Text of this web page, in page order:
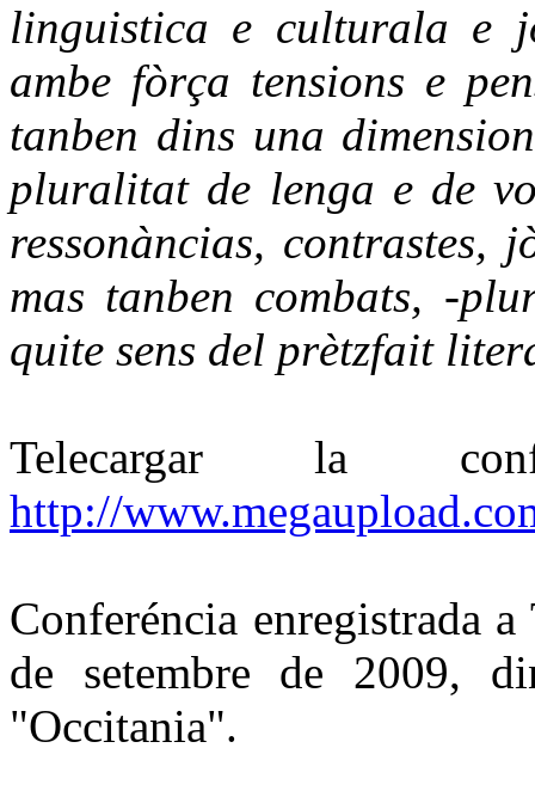
linguistica e culturala e
ambe fòrça tensions e
tanben dins una
pluralitat de lenga e de
ressonàncias, contrastes,
mas tanben combats, -
quite sens del prètzfait
Telecargar la
http://
Conferéncia enregistrada
de setembre de 2009,
"Occitania".